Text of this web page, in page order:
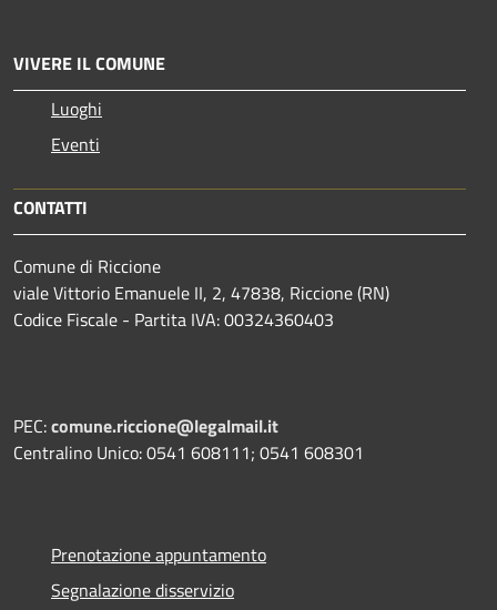
VIVERE IL COMUNE
Luoghi
Eventi
CONTATTI
Comune di Riccione
viale Vittorio Emanuele II, 2, 47838, Riccione (RN)
Codice Fiscale - Partita IVA: 00324360403
PEC:comune.riccione@legalmail.it
Centralino Unico: 0541 608111; 0541 608301
Prenotazione appuntamento
Segnalazione disservizio